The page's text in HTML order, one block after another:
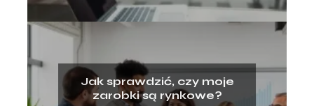
Jak sprawdzić, czy moje
zarobki są rynkowe?